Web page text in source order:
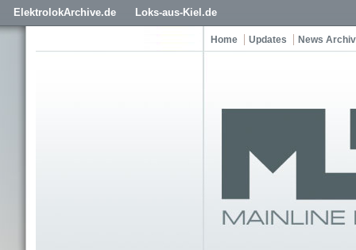
ElektrolokArchive.de Loks-aus-Kiel.de
Home Updates News Archiv